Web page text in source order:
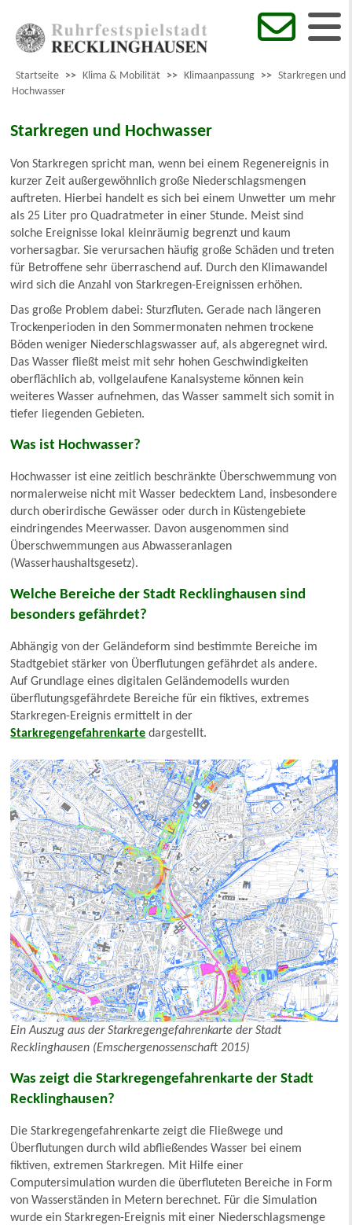
Startseite >> Klima & Mobilität >> Klimaanpassung >> Starkregen und
Hochwasser
Starkregen und Hochwasser
Von Starkregen spricht man, wenn bei einem Regenereignis in
kurzer Zeit außergewöhnlich große Niederschlagsmengen
auftreten. Hierbei handelt es sich bei einem Unwetter um mehr
als 25 Liter pro Quadratmeter in einer Stunde. Meist sind
solche Ereignisse lokal kleinräumig begrenzt und kaum
vorhersagbar. Sie verursachen häufig große Schäden und treten
für Betroffene sehr überraschend auf. Durch den Klimawandel
wird sich die Anzahl von Starkregen-Ereignissen erhöhen.
Das große Problem dabei: Sturzfluten. Gerade nach längeren
Trockenperioden in den Sommermonaten nehmen trockene
Böden weniger Niederschlagswasser auf, als abgeregnet wird.
Das Wasser fließt meist mit sehr hohen Geschwindigkeiten
oberflächlich ab, vollgelaufene Kanalsysteme können kein
weiteres Wasser aufnehmen, das Wasser sammelt sich somit in
tiefer liegenden Gebieten.
Was ist Hochwasser?
Hochwasser ist eine zeitlich beschränkte Überschwemmung von
normalerweise nicht mit Wasser bedecktem Land, insbesondere
durch oberirdische Gewässer oder durch in Küstengebiete
eindringendes Meerwasser. Davon ausgenommen sind
Überschwemmungen aus Abwasseranlagen
(Wasserhaushaltsgesetz).
Welche Bereiche der Stadt Recklinghausen sind
besonders gefährdet?
Abhängig von der Geländeform sind bestimmte Bereiche im
Stadtgebiet stärker von Überflutungen gefährdet als andere.
Auf Grundlage eines digitalen Geländemodells wurden
überflutungsgefährdete Bereiche für ein fiktives, extremes
Starkregen-Ereignis ermittelt in der
Starkregengefahrenkarte dargestellt.
Ein Auszug aus der Starkregengefahrenkarte der Stadt
Recklinghausen (Emschergenossenschaft 2015)
Was zeigt die Starkregengefahrenkarte der Stadt
Recklinghausen?
Die Starkregengefahrenkarte zeigt die Fließwege und
Überflutungen durch wild abfließendes Wasser bei einem
fiktiven, extremen Starkregen. Mit Hilfe einer
Computersimulation wurden die überfluteten Bereiche in Form
von Wasserständen in Metern berechnet. Für die Simulation
wurde ein Starkregen-Ereignis mit einer Niederschlagsmenge